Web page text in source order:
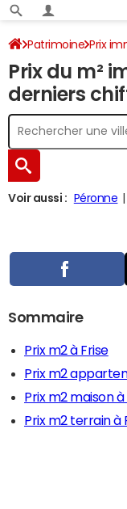
Patrimoine Prix
Prix du m²
derniers
Voir aussi : Péronne
Sommaire
Prix m2 à Frise
Prix m2
Prix m2 maison à
Prix m2 terrain à